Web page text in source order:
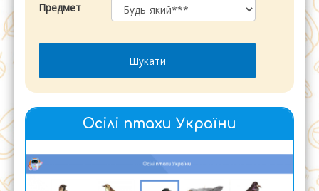
Предмет
Осілі птахи України